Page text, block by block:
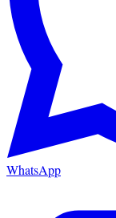
WhatsApp